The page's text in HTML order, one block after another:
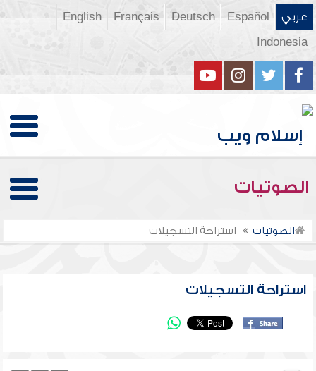
عربي Español
Deutsch
Français
English
Indonesia
الصوتيات
الصوتيات استراحة التسجيلات
استراحة التسجيلات